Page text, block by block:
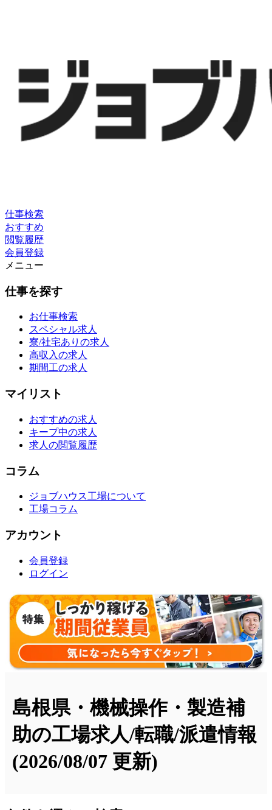
仕事検索
おすすめ
閲覧履歴
会員登録
メニュー
仕事を探す
お仕事検索
スペシャル求人
寮/社宅ありの求人
高収入の求人
期間工の求人
マイリスト
おすすめの求人
キープ中の求人
求人の閲覧履歴
コラム
ジョブハウス工場について
工場コラム
アカウント
会員登録
ログイン
島根県・機械操作・製造補
助の工場求人/転職/派遣情報
(2026/08/07 更新)